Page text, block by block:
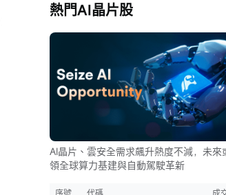
熱門AI晶片股
AI晶片、雲安全需求飆升熱度不減，未來
領全球算力基建與自動駕駛革新
序號 代碼 成